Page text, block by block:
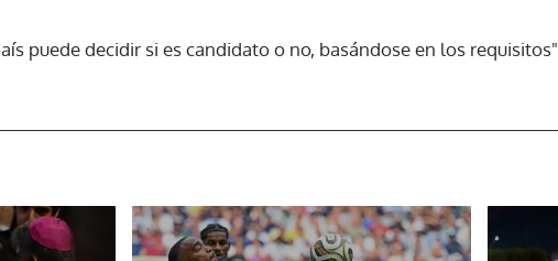
puede decidir si es candidato o no, basándose en los requisitos".